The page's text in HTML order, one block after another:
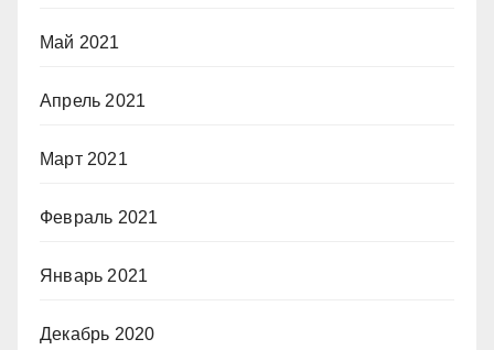
Май 2021
Апрель 2021
Март 2021
Февраль 2021
Январь 2021
Декабрь 2020